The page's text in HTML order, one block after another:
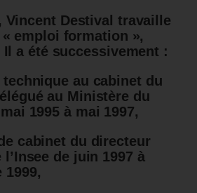
Vincent Destival travaille
emploi formation »,
Il a été successivement :
au cabinet du
au Ministère du
1995 à mai 1997,
cabinet du directeur
l’Insee de juin 1997 à
1999,